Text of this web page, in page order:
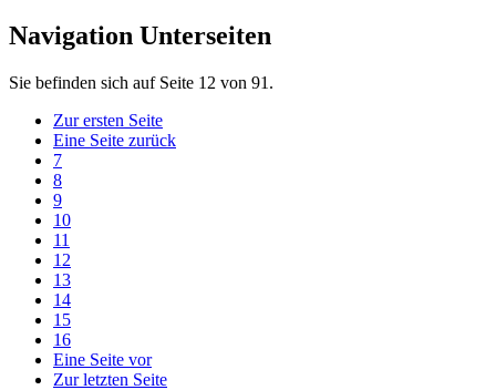
Navigation Unterseiten
Sie befinden sich auf Seite 12 von 91.
Zur ersten Seite
Eine Seite zurück
7
8
9
10
11
12
13
14
15
16
Eine Seite vor
Zur letzten Seite